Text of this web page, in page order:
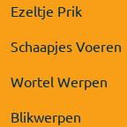
Ezeltje Prik
Schaapjes Voeren
Wortel Werpen
Blikwerpen